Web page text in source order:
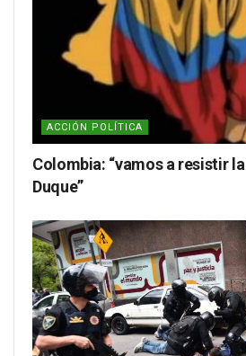
ACCIÓN POLÍTICA
Colombia: “vamos a resistir
Duque”